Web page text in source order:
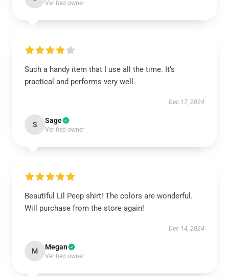
Verified owner
Such a handy item that I use all the time. It’s
practical and performs very well.
Dec 17, 2024
S Sage
Verified owner
Beautiful Lil Peep shirt! The colors are wonderful.
Will purchase from the store again!
Dec 14, 2024
M Megan
Verified owner